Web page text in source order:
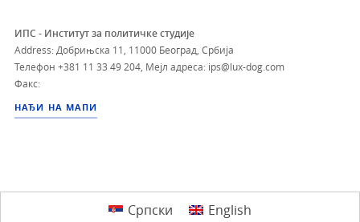
ИПС - Институт за политичке студије
Address: Добрињска 11, 11000 Београд, Србија
Телефон +381 11 33 49 204, Мејл адреса: ips@lux-dog.com
Факс:
НАЂИ НА МАПИ
Српски English